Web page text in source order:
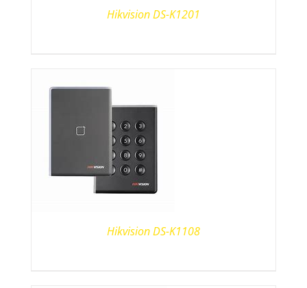
Hikvision DS-K1201
Hikvision DS-K1108